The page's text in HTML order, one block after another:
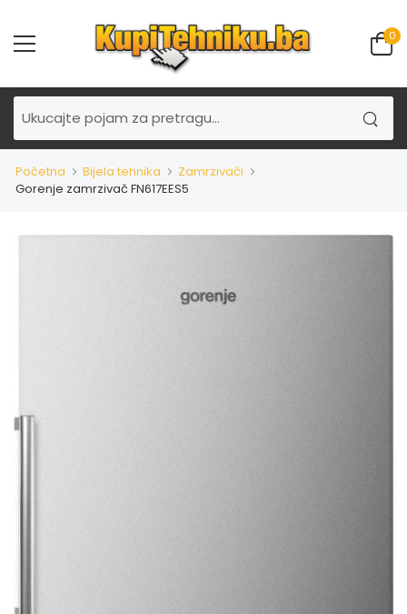
0
Početna Bijela tehnika
Zamrzivači
Gorenje zamrzivač FN617EES5